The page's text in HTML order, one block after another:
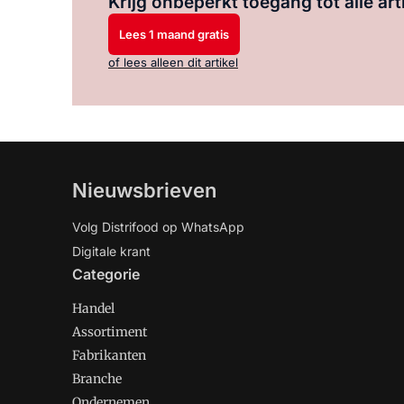
Lees 1 maand gratis
of lees alleen dit artikel
Nieuwsbrieven
Volg Distrifood op WhatsApp
Digitale krant
Categorie
Handel
Assortiment
Fabrikanten
Branche